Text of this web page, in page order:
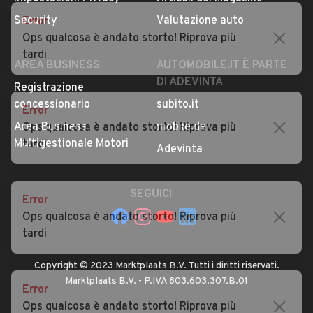
Impostazioni Privacy
Security
Articoli del Magazine
Valutazione auto
AREA BUSINESS
Registrazione
concessionario
Area Business
AUTOMOBILE.IT È PARTE
DI ADEVINTA
subito.it
mobile.de
SEGUICI
Copyright © 2023 Marktplaats B.V. Tutti i diritti riservati.
Marktplaats B.V. - P.IVA 803.603.307.B.01
Error
Ops qualcosa è andato storto! Riprova più
tardi
Error
Ops qualcosa è andato storto! Riprova più
tardi
Error
Ops qualcosa è andato storto! Riprova più
tardi
Error
Ops qualcosa è andato storto! Riprova più